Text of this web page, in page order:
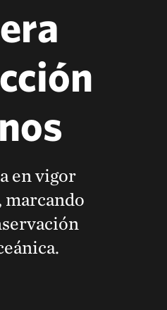
en vigor